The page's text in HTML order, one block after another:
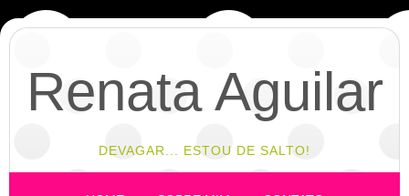
Renata Aguilar
DEVAGAR... ESTOU DE SALTO!